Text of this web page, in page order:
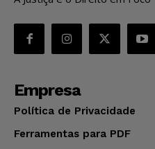
Empresa
Política de Privacidade
Ferramentas para PDF